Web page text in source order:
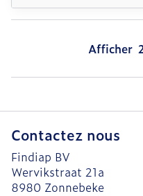
Afficher
Contactez nous
Findiap BV
Wervikstraat 21a
8980 Zonnebeke